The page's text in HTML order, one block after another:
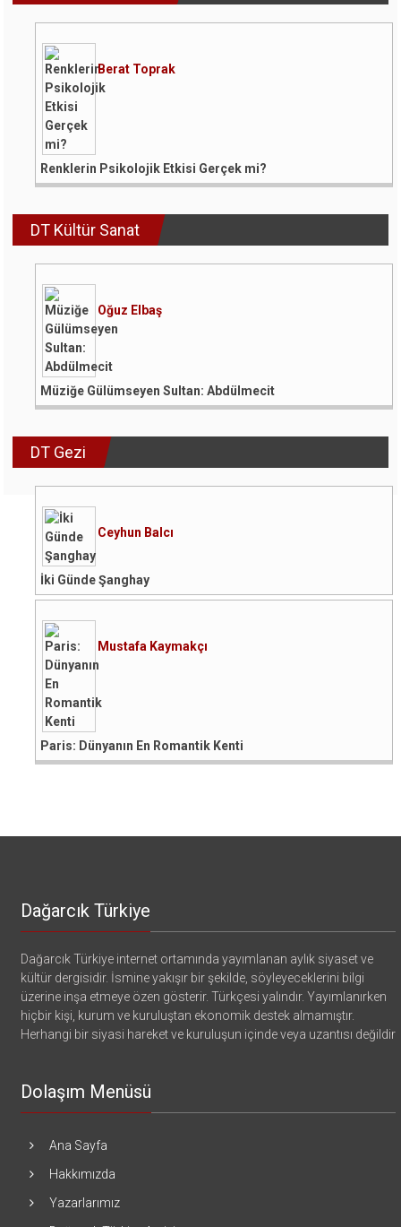
Berat Toprak
Renklerin Psikolojik Etkisi Gerçek mi?
DT Kültür Sanat
Oğuz Elbaş
Müziğe Gülümseyen Sultan: Abdülmecit
DT Gezi
Ceyhun Balcı
İki Günde Şanghay
Mustafa Kaymakçı
Paris: Dünyanın En Romantik Kenti
Dağarcık Türkiye
Dağarcık Türkiye internet ortamında yayımlanan aylık siyaset ve
kültür dergisidir. İsmine yakışır bir şekilde, söyleyeceklerini bilgi
üzerine inşa etmeye özen gösterir. Türkçesi yalındır. Yayımlanırken
hiçbir kişi, kurum ve kuruluştan ekonomik destek almamıştır.
Herhangi bir siyasi hareket ve kuruluşun içinde veya uzantısı değildir
Dolaşım Menüsü
Ana Sayfa
Hakkımızda
Yazarlarımız